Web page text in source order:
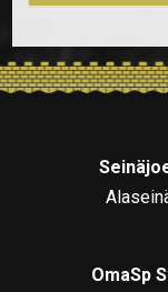
OmaSp